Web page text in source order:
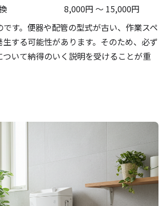
8,000円 ～ 15,000円
す。便器や配管の型式が古い、作業スペ
する可能性があります。そのため、必ず
いて納得のいく説明を受けることが重